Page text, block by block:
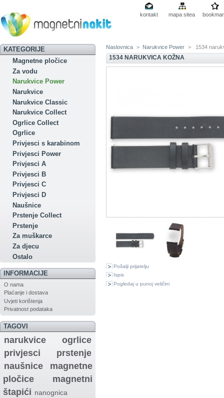
kontakt mapa sitea
KATEGORIJE
Magnetne pločice
Za vodu
Narukvice Power
Narukvice
Narukvice Classic
Narukvice Collect
Ogrlice Collect
Ogrlice
Privjesci s karabinom
Privjesci Power
Privjesci A
Privjesci B
Privjesci C
Privjesci D
Naušnice
Prstenje Collect
Prstenje
Za muškarce
Za djecu
Ostalo
INFORMACIJE
O nama
Plaćanje i dostava
Uvjeti korištenja
Privatnost podataka
TAGOVI
narukvice
ogrlice
privjesci
prstenje
naušnice
magnetne
pločice
magnetni
štapići nanognica
Naslovnica > Narukvice Power > 1534
1534 NARUKVICA KOŽNA
Pošalji prijatelju
Ispis
Pogledaj u punoj veličini